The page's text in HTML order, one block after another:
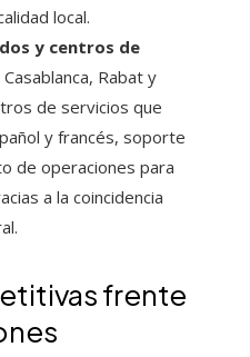
local.
y centros de
Casablanca, Rabat y
de servicios que
y francés, soporte
de operaciones para
a la coincidencia
frente